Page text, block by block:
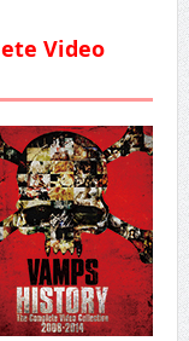
Video